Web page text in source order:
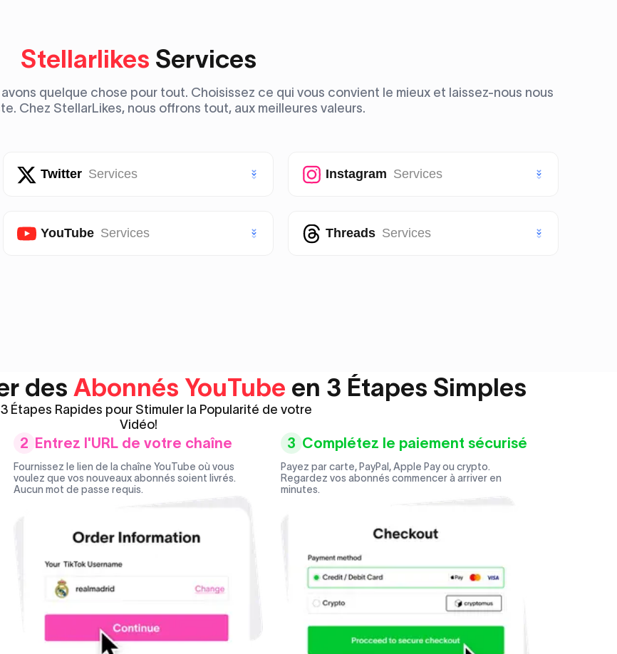
Stellarlikes Services
quelque chose pour tout. Choisissez ce qui vous convient le mieux et laissez-nous nous
Chez StellarLikes, nous offrons tout, aux meilleures valeurs.
Twitter Services
Likes Twitter (X)
Instagram Services
Likes Instagram
Abonnés VIP Instagram
YouTube Services
Likes Youtube Shorts
Vues Youtube Shorts
Threads Services
des Abonnés YouTube en 3 Étapes Simples
Étapes Rapides pour Stimuler la Popularité de votre
Vidéo!
2 Entrez l'URL de votre chaîne
Fournissez le lien de la chaîne YouTube où vous
voulez que vos nouveaux abonnés soient livrés.
Aucun mot de passe requis.
3 Complétez le paiement sécurisé
Payez par carte, PayPal, Apple Pay ou crypto.
Regardez vos abonnés commencer à arriver en
minutes.